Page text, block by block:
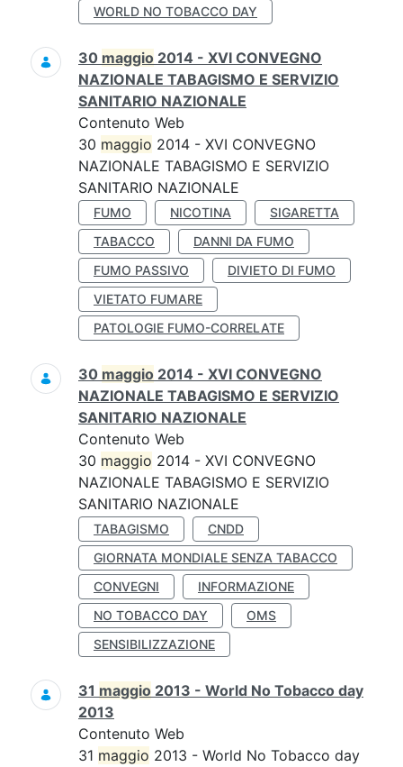
WORLD NO TOBACCO DAY
30 maggio 2014 - XVI CONVEGNO
NAZIONALE TABAGISMO E SERVIZIO
SANITARIO NAZIONALE
Contenuto Web
30 maggio 2014 - XVI CONVEGNO
NAZIONALE TABAGISMO E SERVIZIO
SANITARIO NAZIONALE
FUMO NICOTINA
SIGARETTA
TABACCO
DANNI DA FUMO
FUMO PASSIVO
DIVIETO DI FUMO
VIETATO FUMARE
PATOLOGIE FUMO-CORRELATE
30 maggio 2014 - XVI CONVEGNO
NAZIONALE TABAGISMO E SERVIZIO
SANITARIO NAZIONALE
Contenuto Web
30 maggio 2014 - XVI CONVEGNO
NAZIONALE TABAGISMO E SERVIZIO
SANITARIO NAZIONALE
TABAGISMO
CNDD
GIORNATA MONDIALE SENZA TABACCO
CONVEGNI
INFORMAZIONE
NO TOBACCO DAY
OMS
SENSIBILIZZAZIONE
31 maggio 2013 - World No Tobacco day
2013
Contenuto Web
31 maggio 2013 - World No Tobacco day